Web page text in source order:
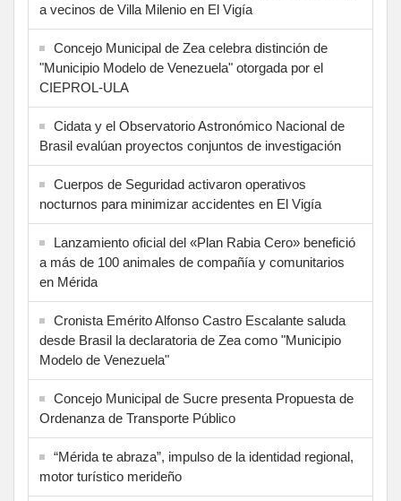
a vecinos de Villa Milenio en El Vigía
Concejo Municipal de Zea celebra distinción de
"Municipio Modelo de Venezuela" otorgada por el
CIEPROL-ULA
Cidata y el Observatorio Astronómico Nacional de
Brasil evalúan proyectos conjuntos de investigación
Cuerpos de Seguridad activaron operativos
nocturnos para minimizar accidentes en El Vigía
Lanzamiento oficial del «Plan Rabia Cero» benefició
a más de 100 animales de compañía y comunitarios
en Mérida
Cronista Emérito Alfonso Castro Escalante saluda
desde Brasil la declaratoria de Zea como "Municipio
Modelo de Venezuela"
Concejo Municipal de Sucre presenta Propuesta de
Ordenanza de Transporte Público
“Mérida te abraza”, impulso de la identidad regional,
motor turístico merideño